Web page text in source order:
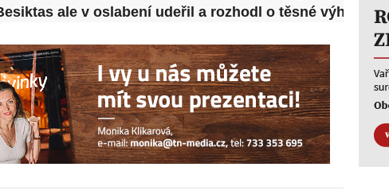
ale v oslabení udeřil a rozhodl o těsné výhře